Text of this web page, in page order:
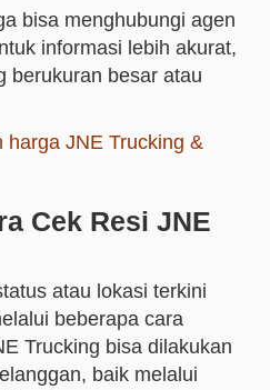
bisa menghubungi agen
informasi lebih akurat,
berukuran besar atau
harga JNE Trucking &
Cek Resi JNE
atau lokasi terkini
beberapa cara
Trucking bisa dilakukan
baik melalui